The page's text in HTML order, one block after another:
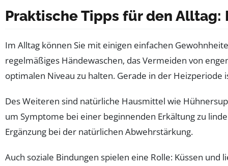
Praktische Tipps für den
Im Alltag können Sie mit einigen einfachen
regelmäßiges Händewaschen, das Vermeiden von
optimalen Niveau zu halten. Gerade in der
Des Weiteren sind natürliche Hausmittel wie
um Symptome bei einer beginnenden Erkältung zu
Ergänzung bei der natürlichen Abwehrstärkung.
Auch soziale Bindungen spielen eine Rolle: Küssen